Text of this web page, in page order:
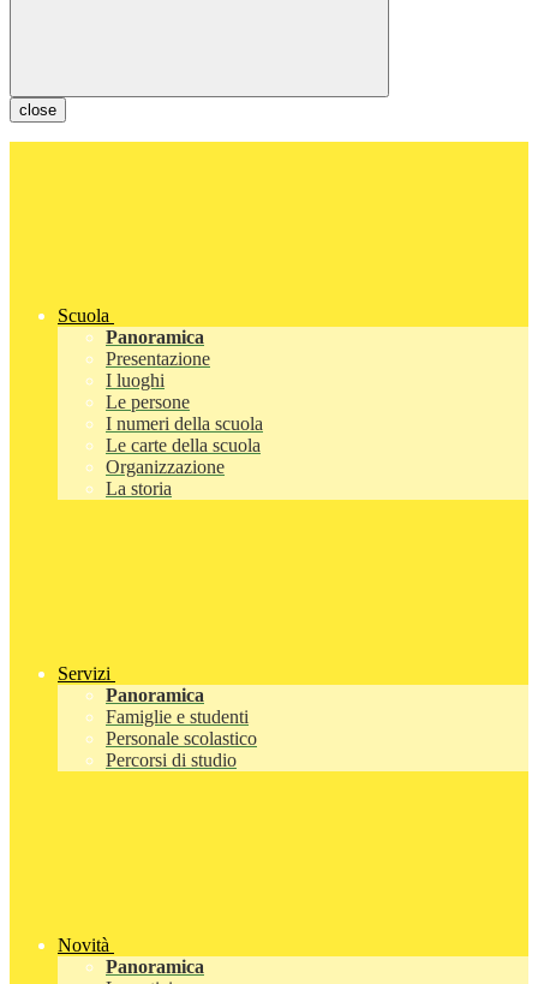
close
Scuola
Panoramica
Presentazione
I luoghi
Le persone
I numeri della scuola
Le carte della scuola
Organizzazione
La storia
Servizi
Panoramica
Famiglie e studenti
Personale scolastico
Percorsi di studio
Novità
Panoramica